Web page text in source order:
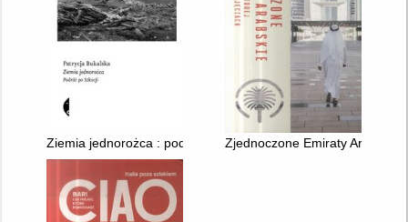
Ziemia jednorożca : podróż po SzkocjiZjednoczone Emiraty Arabskie